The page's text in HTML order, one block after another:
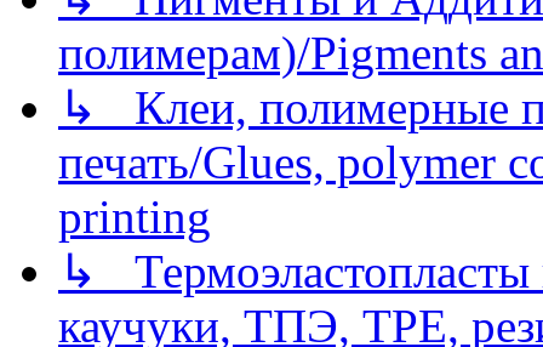
полимерам)/Pigments
↳ Клеи, полимерные
печать/Glues, polymer
printing
↳
каучуки, ТПЭ, TPE,